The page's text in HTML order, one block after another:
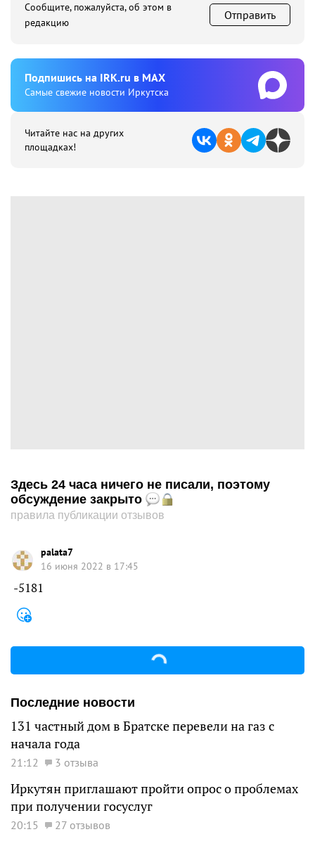
Сообщите, пожалуйста, об этом в
редакцию
Отправить
Подпишиcь на IRK.ru в MAX
Cамые свежие новости Иркутска
Читайте нас на других
площадках!
Здесь 24 часа ничего не писали, поэтому
обсуждение закрыто
правила публикации отзывов
palata7
16 июня 2022 в 17:45
-5181
Последние новости
131 частный дом в Братске перевели на газ с
начала года
21:12 3 отзыва
Иркутян приглашают пройти опрос о проблемах
при получении госуслуг
20:15 27 отзывов